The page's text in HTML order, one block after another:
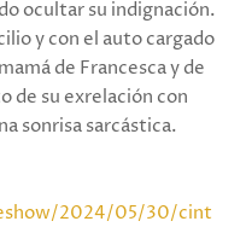
ocultar su indignación.
y con el auto cargado
de Francesca y de
de su exrelación con
sonrisa sarcástica.
2024/05/30/cint